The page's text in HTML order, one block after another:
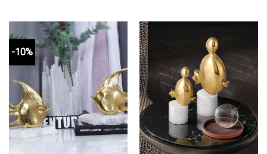
-10%